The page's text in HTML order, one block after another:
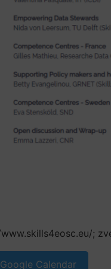
;
Calendar